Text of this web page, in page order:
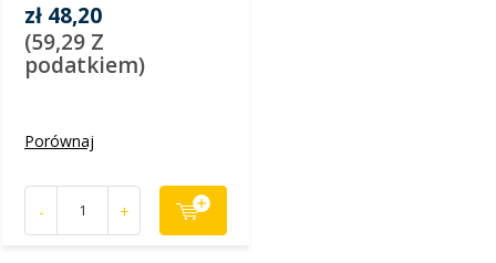
zł 48,20
(59,29 Z
podatkiem)
Porównaj
- +